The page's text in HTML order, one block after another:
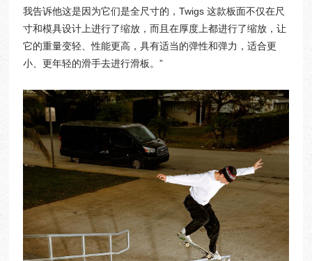
我告诉他这是因为它们是全尺寸的，Twigs 这款板面不仅在尺
寸和模具设计上进行了缩放，而且在厚度上都进行了缩放，让
它的重量变轻、性能更高，具有适当的弹性和弹力，适合更
小、更年轻的滑手去进行滑板。”